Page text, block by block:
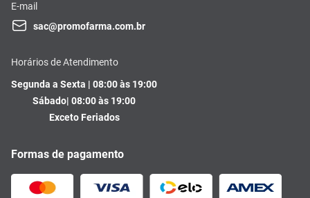
E-mail
sac@promofarma.com.br
Horários de Atendimento
Segunda a Sexta | 08:00 às 19:00
Sábado| 08:00 às 19:00
Exceto Feriados
Formas de pagamento